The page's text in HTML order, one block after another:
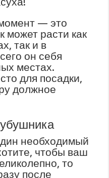
— это
расти как
так и в
он себя
местах.
для посадки,
должное
необходимый
чтобы ваш
то
после